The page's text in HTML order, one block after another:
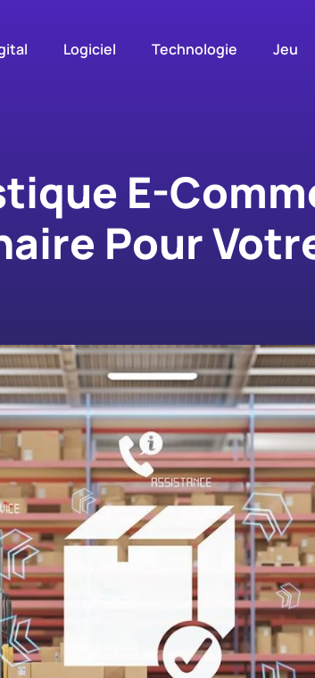
Logiciel Technologie Jeu
E-
Pour